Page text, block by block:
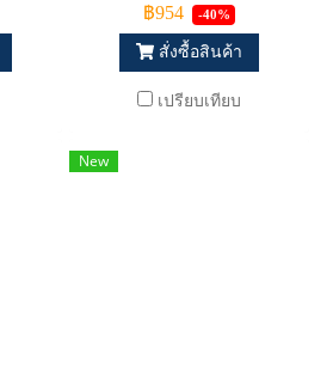
฿954 -40%
สั่งซื้อสินค้า
เปรียบเทียบ
New